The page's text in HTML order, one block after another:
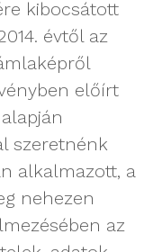
kibocsátott
évtől az
előírt
szeretnénk
alkalmazott, a
nehezen
az